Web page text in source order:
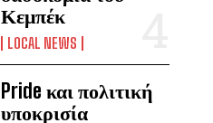
Κεμπέκ
LOCAL NEWS
Pride και πολιτική
υποκρισία